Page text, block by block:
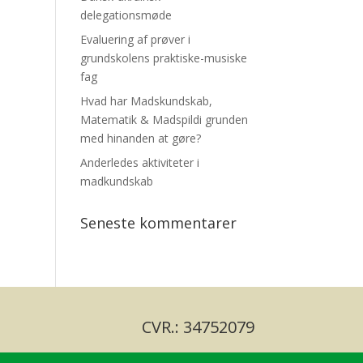
delegationsmøde
Evaluering af prøver i
grundskolens praktiske-musiske
fag
Hvad har Madskundskab,
Matematik & Madspildi grunden
med hinanden at gøre?
Anderledes aktiviteter i
madkundskab
Seneste kommentarer
CVR.: 34752079